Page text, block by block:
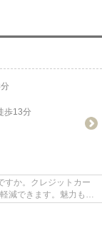
歩13分
すか。クレジットカー
減できます。魅力も多